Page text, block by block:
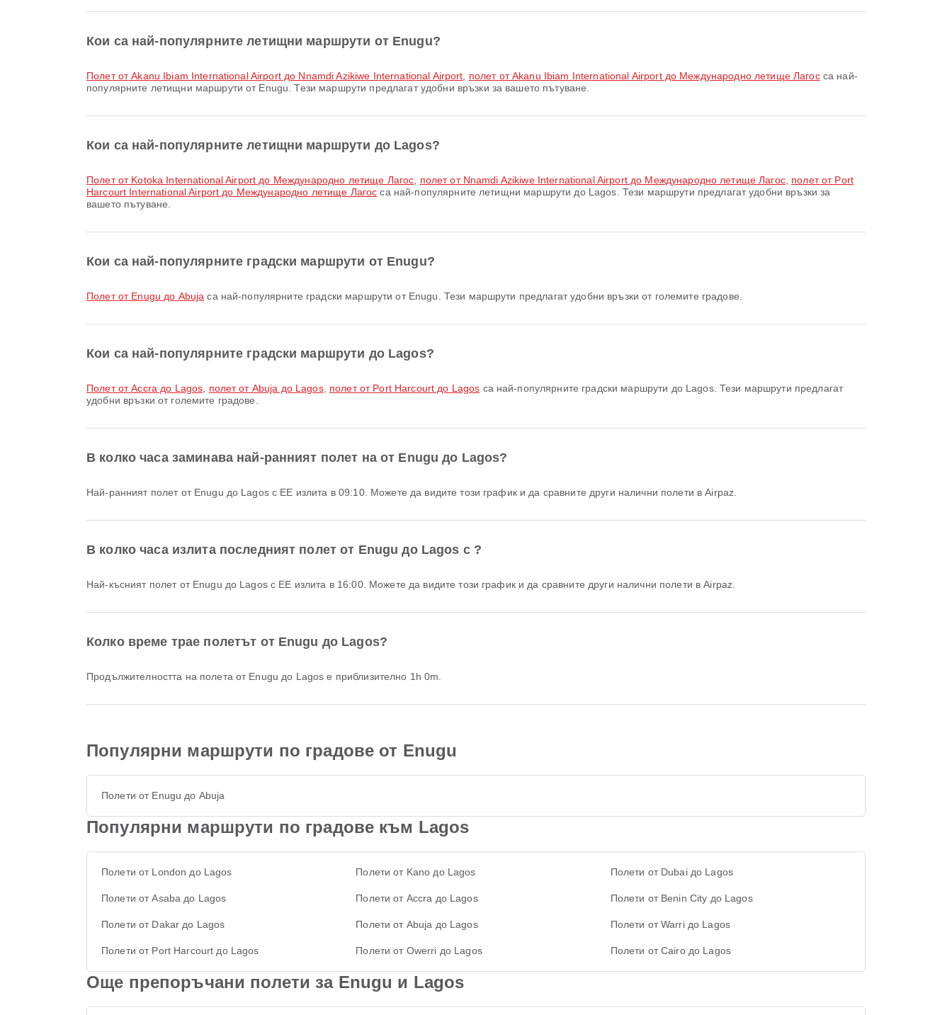
Кои са най-популярните летищни маршрути от Enugu?
полет от Akanu Ibiam International Airport до Nnamdi Azikiwe International Airport полет от Akanu Ibiam International Airport до Международно летище Лагосса най-
популярните летищни маршрути от Enugu. Тези маршрути предлагат удобни връзки за вашето пътуване.
Кои са най-популярните летищни маршрути до Lagos?
полет от Kotoka International Airport до Международно летище Лагос полет от Nnamdi Azikiwe International Airport до Международно летище Лагос, полет от Port
Harcourt International Airport до Международно летище Лагос са най-популярните летищни маршрути до Lagos. Тези маршрути предлагат удобни връзки за
вашето пътуване.
Кои са най-популярните градски маршрути от Enugu?
полет от Enugu до Abuja са най-популярните градски маршрути от Enugu. Тези маршрути предлагат удобни връзки от големите градове.
Кои са най-популярните градски маршрути до Lagos?
полет от Accra до Lagos полет от Abuja до Lagos, полет от Port Harcourt до Lagos са най-популярните градски маршрути до Lagos. Тези маршрути предлагат
удобни връзки от големите градове.
В колко часа заминава най-ранният полет на от Enugu до Lagos?
Най-ранният полет от Enugu до Lagos с EE излита в 09:10. Можете да видите този график и да сравните други налични полети в Airpaz.
В колко часа излита последният полет от Enugu до Lagos с ?
Най-късният полет от Enugu до Lagos с EE излита в 16:00. Можете да видите този график и да сравните други налични полети в Airpaz.
Колко време трае полетът от Enugu до Lagos?
Продължителността на полета от Enugu до Lagos е приблизително 1h 0m.
Популярни маршрути по градове от Enugu
Полети от Enugu до Abuja
Популярни маршрути по градове към Lagos
Полети от London до Lagos Полети от Kano до Lagos Полети от Dubai до Lagos
Полети от Asaba до Lagos Полети от Accra до Lagos Полети от Benin City до Lagos
Полети от Dakar до Lagos Полети от Abuja до Lagos Полети от Warri до Lagos
Полети от Port Harcourt до Lagos Полети от Owerri до Lagos Полети от Cairo до Lagos
Още препоръчани полети за Enugu и Lagos